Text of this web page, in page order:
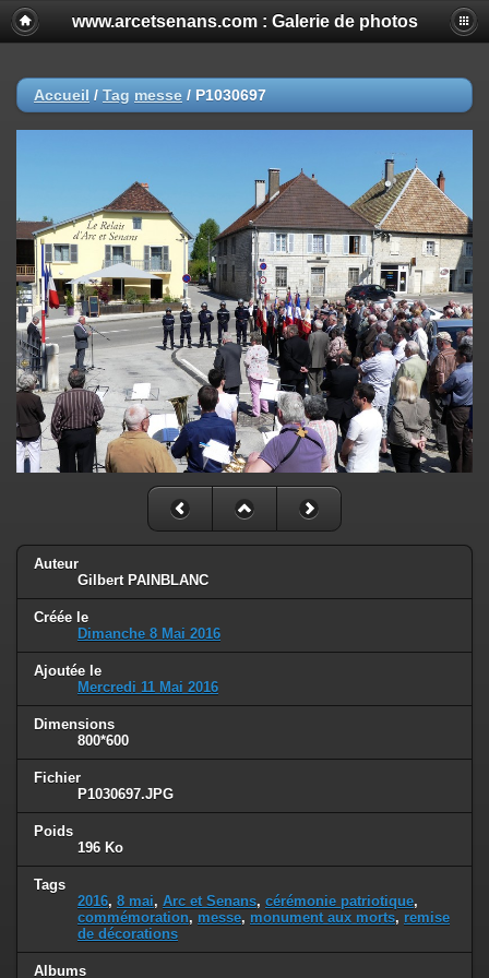
www.arcetsenans.com : Galerie de photos
Accueil / Tag messe / P1030697
Auteur
Gilbert PAINBLANC
Créée le
Dimanche 8 Mai 2016
Ajoutée le
Mercredi 11 Mai 2016
Dimensions
800*600
Fichier
P1030697.JPG
Poids
196 Ko
Tags
2016, 8 mai, Arc et Senans, cérémonie patriotique,
commémoration, messe, monument aux morts, remise
de décorations
Albums